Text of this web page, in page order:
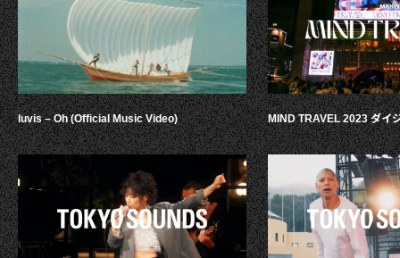
luvis – Oh (Official Music Video) MIND TRAVEL 2023 ダイ